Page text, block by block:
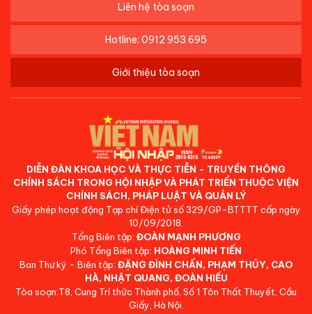
Liên hệ tòa soạn
Hotline: 0912 953 695
Giới thiệu tòa soạn
DIỄN ĐÀN KHOA HỌC VÀ THỰC TIỄN - TRUYỀN THÔNG
CHÍNH SÁCH TRONG HỘI NHẬP VÀ PHÁT TRIỂN THUỘC VIỆN
CHÍNH SÁCH, PHÁP LUẬT VÀ QUẢN LÝ
Giấy phép hoạt động Tạp chí Điện tử số 329/GP-BTTTT cấp ngày
10/09/2018.
Tổng Biên tập: ĐOÀN MẠNH PHƯƠNG
Phó Tổng Biên tập: HOÀNG MINH TIẾN
Ban Thư ký - Biên tập: ĐẶNG ĐÌNH CHẤN, PHẠM THỦY, CAO
HÀ, NHẬT QUANG, ĐOÀN HIẾU
Tòa soạn:T8, Cung Trí thức Thành phố, Số 1 Tôn Thất Thuyết, Cầu
Giấy, Hà Nội.